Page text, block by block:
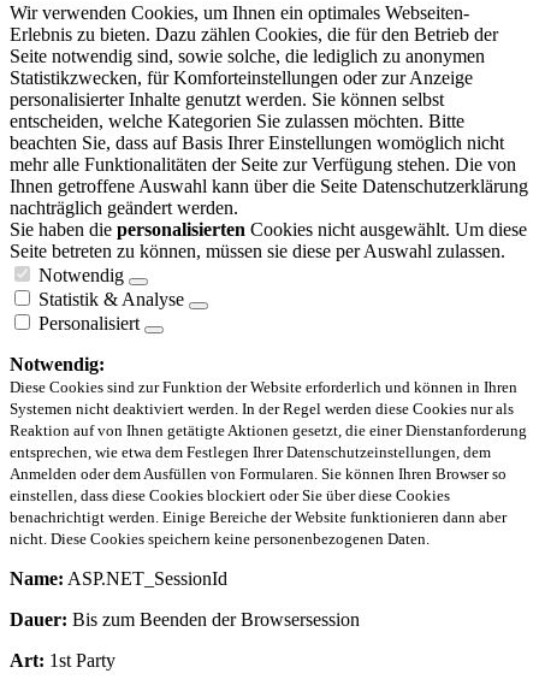
Wir verwenden Cookies, um Ihnen ein optimales Webseiten-
Erlebnis zu bieten. Dazu zählen Cookies, die für den Betrieb der
Seite notwendig sind, sowie solche, die lediglich zu anonymen
Statistikzwecken, für Komforteinstellungen oder zur Anzeige
personalisierter Inhalte genutzt werden. Sie können selbst
entscheiden, welche Kategorien Sie zulassen möchten. Bitte
beachten Sie, dass auf Basis Ihrer Einstellungen womöglich nicht
mehr alle Funktionalitäten der Seite zur Verfügung stehen. Die von
Ihnen getroffene Auswahl kann über die Seite Datenschutzerklärung
nachträglich geändert werden.
Sie haben die personalisierten Cookies nicht ausgewählt. Um diese
Seite betreten zu können, müssen sie diese per Auswahl zulassen.
Notwendig
Statistik & Analyse
Personalisiert
Notwendig:
Diese Cookies sind zur Funktion der Website erforderlich und können in Ihren
Systemen nicht deaktiviert werden. In der Regel werden diese Cookies nur als
Reaktion auf von Ihnen getätigte Aktionen gesetzt, die einer Dienstanforderung
entsprechen, wie etwa dem Festlegen Ihrer Datenschutzeinstellungen, dem
Anmelden oder dem Ausfüllen von Formularen. Sie können Ihren Browser so
einstellen, dass diese Cookies blockiert oder Sie über diese Cookies
benachrichtigt werden. Einige Bereiche der Website funktionieren dann aber
nicht. Diese Cookies speichern keine personenbezogenen Daten.
Name: ASP.NET_SessionId
Dauer: Bis zum Beenden der Browsersession
Art: 1st Party